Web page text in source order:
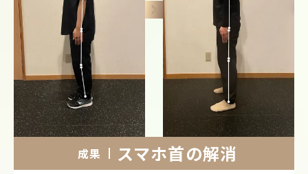
keyboard_arrow_right
成果 スマホ首の解消